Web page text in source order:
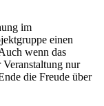
im
einen
wenn das
nur
die Freude über